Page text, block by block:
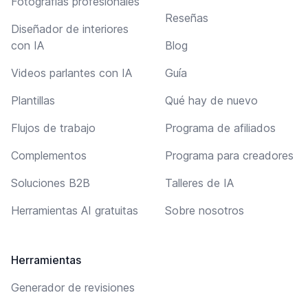
Diseñador de interiores
con IA
Videos parlantes con IA
Plantillas
Flujos de trabajo
Complementos
Soluciones B2B
Herramientas AI gratuitas
Herramientas
Generador de revisiones
Reseñas
Blog
Guía
Qué hay de nuevo
Programa de afiliados
Programa para creadores
Talleres de IA
Sobre nosotros